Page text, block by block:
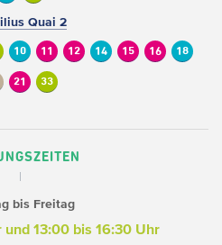
Quai 2
10 11 12 14 15 16 18
21 33
bis Freitag
13:00 bis 16:30 Uhr